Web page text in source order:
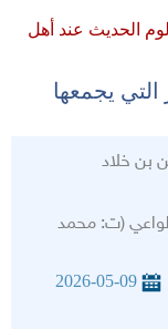
الحديث عند أهل
يجمعها
بن خلاد
(ت: محمد
2026-05-09